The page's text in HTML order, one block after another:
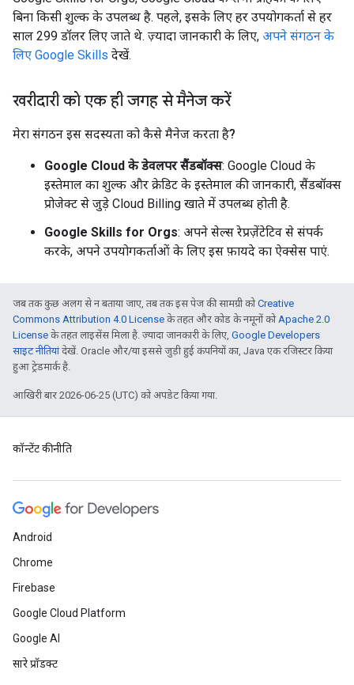
बिना किसी शुल्क के उपलब्ध है. पहले, इसके लिए हर उपयोगकर्ता से हर
साल 299 डॉलर लिए जाते थे. ज़्यादा जानकारी के लिए, अपने संगठन के
लिए Google Skills देखें.
खरीदारी को एक ही जगह से मैनेज करें
मेरा संगठन इस सदस्यता को कैसे मैनेज करता है?
Google Cloud के डेवलपर सैंडबॉक्स: Google Cloud के
इस्तेमाल का शुल्क और क्रेडिट के इस्तेमाल की जानकारी, सैंडबॉक्स
प्रोजेक्ट से जुड़े Cloud Billing खाते में उपलब्ध होती है.
Google Skills for Orgs: अपने सेल्स रेप्रज़ेंटेटिव से संपर्क
करके, अपने उपयोगकर्ताओं के लिए इस फ़ायदे का ऐक्सेस पाएं.
जब तक कुछ अलग से न बताया जाए, तब तक इस पेज की सामग्री कोCreative
Commons Attribution 4.0 License के तहत और कोड के नमूनों कोApache 2.0
License के तहत लाइसेंस मिला है. ज़्यादा जानकारी के लिए, Google Developers
साइट नीतियांदेखें. Oracle और/या इससे जुड़ी हुई कंपनियों का, Java एक रजिस्टर किया
हुआ ट्रेडमार्क है.
आखिरी बार 2026-06-25 (UTC) को अपडेट किया गया.
कॉन्टेंट की नीति
Android
Chrome
Firebase
Google Cloud Platform
Google AI
सारे प्रॉडक्ट